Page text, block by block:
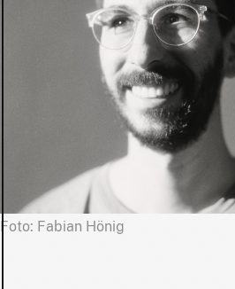
Foto: Fabian Hönig